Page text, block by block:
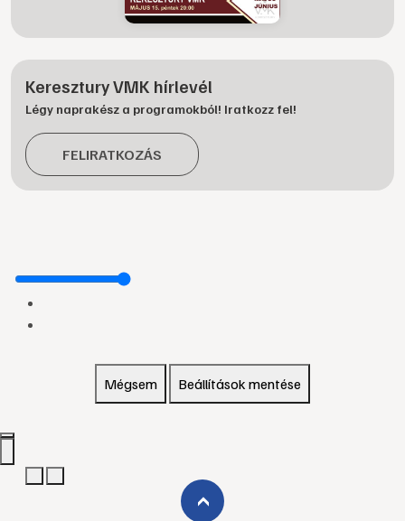
Keresztury VMK hírlevél
Légy naprakész a programokból! Iratkozz fel!
FELIRATKOZÁS
Mégsem Beállítások mentése
›